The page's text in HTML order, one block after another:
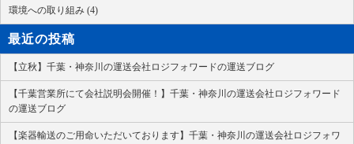
環境への取り組み (4)
最近の投稿
【立秋】千葉・神奈川の運送会社ロジフォワードの運送ブログ
【千葉営業所にて会社説明会開催！】千葉・神奈川の運送会社ロジフォワード
の運送ブログ
【楽器輸送のご用命いただいております】千葉・神奈川の運送会社ロジフォワ